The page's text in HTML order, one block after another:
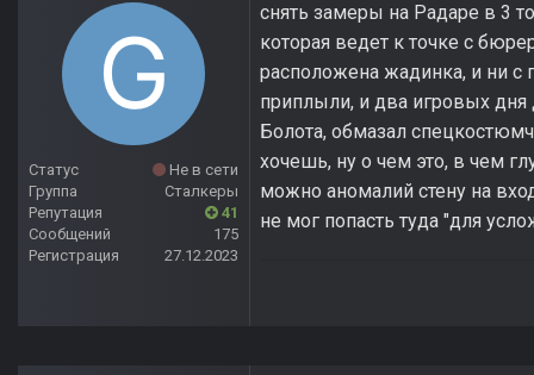
Статус
Не в сети
Группа
Сталкеры
Репутация
41
Сообщений
175
Регистрация
27.12.2023
снять замеры на Радаре в 3
которая ведет к точке с
расположена жадинка, и ни с
приплыли, и два игровых дня
Болота, обмазал
хочешь, ну о чем это, в чем
можно аномалий стену на
не мог попасть туда "для